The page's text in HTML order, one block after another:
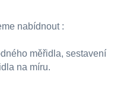
nabídnout :
měřidla, sestavení
na míru.